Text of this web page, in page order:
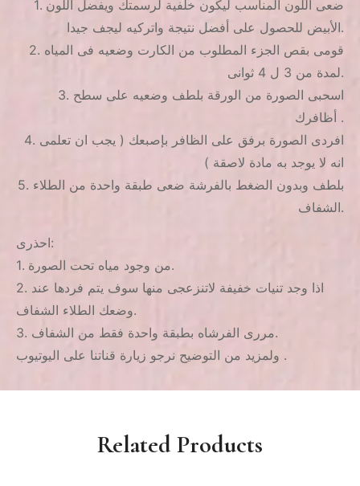
1. ضعى اللون المناسب ليكون خلفية لرسمتك ويفضل اللون
الأبيض للحصول على أفضل نتيجة واتركيه ليجف جيدا.
2. قومى بقص الجزء المطلوب من الكارت وضعيه فى المياه
لمدة من 3 ل 4 ثوانى.
3. اسحبى الصورة من الورقة بلطف وضعيه على سطح
أظافرك .
4. افردى الصورة برفق على الظافر بإصبعك ( يجب ان تعلمى
انه لا يوجد به مادة لاصقة )
5. بلطف وبدون الضغط بالفرشة ضعى طبقة واحدة من الطلاء
الشفاف.
احذرى:
1. من وجود مياه تحت الصورة.
2. اذا وجد تنيات خفيفة لاتنزعجى منها سوف يتم فردها عند
وضعك الطلاء الشفاف.
3. مررى الفرشاه بطبقة واحدة فقط من الشفاف.
ولمزيد من التوضيح نرجو زيارة قناتنا على اليوتيوب .
Related Products